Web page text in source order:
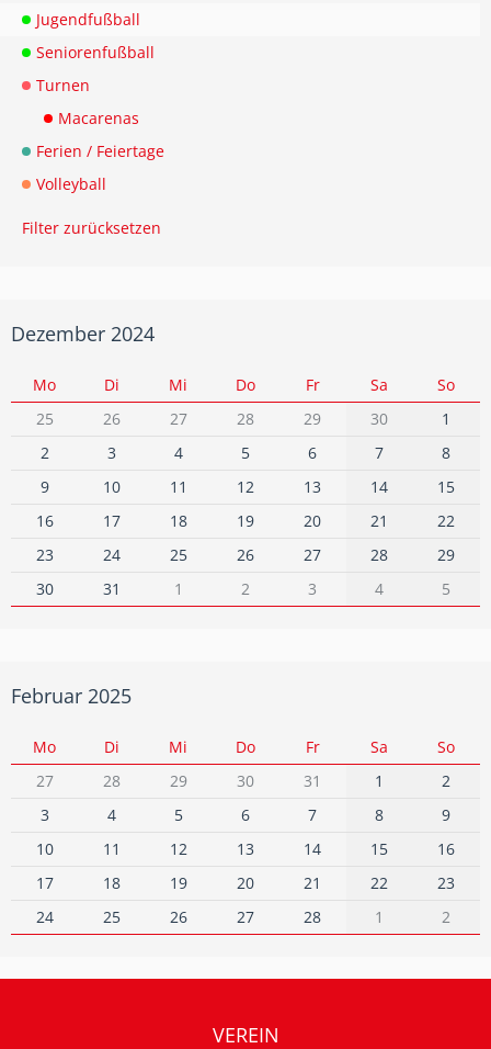
Jugendfußball
Seniorenfußball
Turnen
Macarenas
Ferien / Feiertage
Volleyball
Filter zurücksetzen
Dezember 2024
Mo Di Mi Do Fr Sa
So
25
26 27 28 29 30
1
2
3 4 5 6 7
8
9
10 11 12 13 14
15
16
17 18 19 20 21
22
23
24 25 26 27 28
29
30
31 1 2 3 4 5
Februar 2025
Mo Di Mi Do Fr Sa
So
27
28 29 30 31 1
2
3
4 5 6 7 8
9
10
11 12 13 14 15
16
17
18 19 20 21 22
23
24
25 26 27 28 1 2
VEREIN